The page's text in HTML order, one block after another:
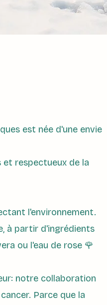
est née d'une envie
respectueux de la
l'environnement.
à partir d'ingrédients
ou l'eau de rose 🌹
notre collaboration
Parce que la